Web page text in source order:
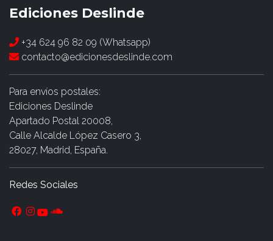
Ediciones Deslinde
+34 624 96 82 09 (Whatsapp)
contacto@edicionesdeslinde.com
Para envíos postales:
Ediciones Deslinde
Apartado Postal 20008,
Calle Alcalde López Casero 3,
28027, Madrid, España.
Redes Sociales